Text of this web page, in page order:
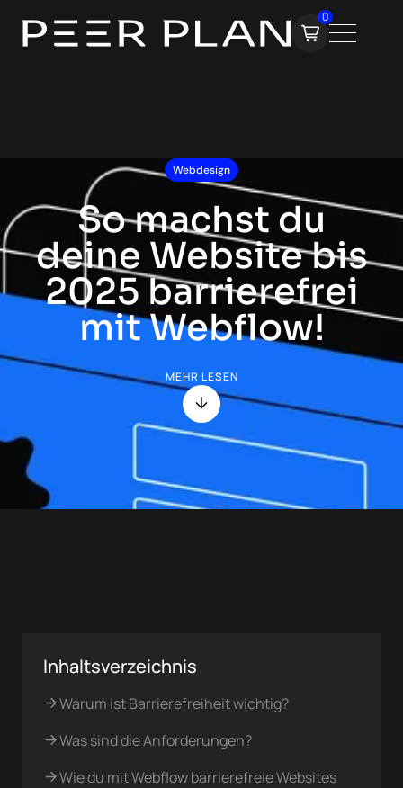
0
Webdesign
So machst du
deine Website bis
2025 barrierefrei
mit Webflow!
MEHR LESEN
Inhaltsverzeichnis
Warum ist Barrierefreiheit wichtig?
Was sind die Anforderungen?
Wie du mit Webflow barrierefreie Websites